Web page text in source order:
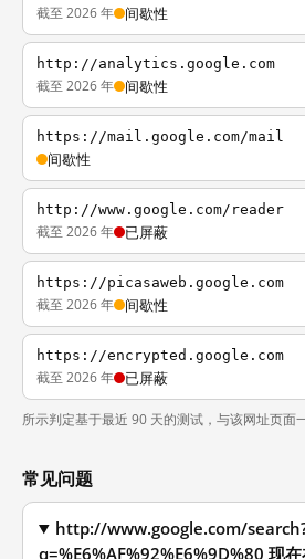
截至 2026 年 间歇性
http://analytics.google.com
截至 2026 年 间歇性
https://mail.google.com/mail
间歇性
http://www.google.com/reader
截至 2026 年 已屏蔽
https://picasaweb.google.com
截至 2026 年 间歇性
https://encrypted.google.com
截至 2026 年 已屏蔽
所示判定基于最近 90 天的测试，与该网址页面一
常见问题
http://www.google.com/
q=%E6%AF%92%E6%9D%80 现